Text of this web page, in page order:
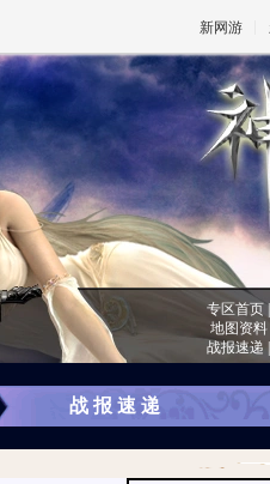
新网游
专区首页
地图资料
战报速递
战 报 速 递